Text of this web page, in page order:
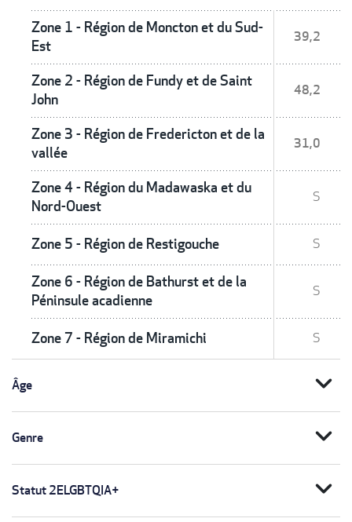
Zone 1 - Région de Moncton et du Sud-
Est
39,2
Zone 2 - Région de Fundy et de Saint
John
48,2
Zone 3 - Région de Fredericton et de la
vallée
31,0
Zone 4 - Région du Madawaska et du
Nord-Ouest
S
Zone 5 - Région de Restigouche S
Zone 6 - Région de Bathurst et de la
Péninsule acadienne
S
Zone 7 - Région de Miramichi S
Âge expand_more
Genre expand_more
Statut 2ELGBTQIA+ expand_more